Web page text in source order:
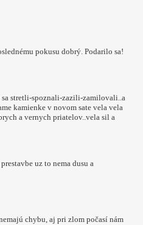
pokusu dobrý. Podarilo sa!
sa stretli-spoznali-zazili-zamilovali..a
kamienke v novom sate vela vela
a vernych priatelov..vela sil a
uz to nema dusu a
chybu, aj pri zlom počasí nám